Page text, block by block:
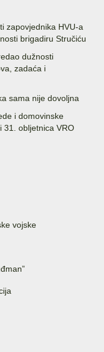
zapovjednika HVU-a
brigadiru Stručiću
dužnosti
zadaća i
sama nije dovoljna
i domovinske
31. obljetnica VRO
vojske